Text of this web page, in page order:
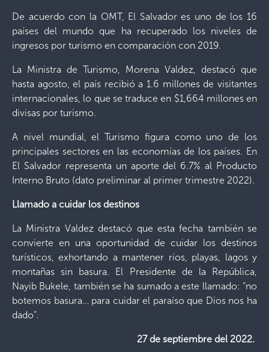
De acuerdo con la OMT, El Salvador es uno de los 16
países del mundo que ha recuperado los niveles de
ingresos por turismo en comparación con 2019.
La Ministra de Turismo, Morena Valdez, destacó que
hasta agosto, el país recibió a 1.6 millones de visitantes
internacionales, lo que se traduce en $1,664 millones en
divisas por turismo.
A nivel mundial, el Turismo figura como uno de los
principales sectores en las economías de los países. En
El Salvador representa un aporte del 6.7% al Producto
Interno Bruto (dato preliminar al primer trimestre 2022).
Llamado a cuidar los destinos
La Ministra Valdez destacó que esta fecha también se
convierte en una oportunidad de cuidar los destinos
turísticos, exhortando a mantener ríos, playas, lagos y
montañas sin basura. El Presidente de la República,
Nayib Bukele, también se ha sumado a este llamado: “no
botemos basura… para cuidar el paraíso que Dios nos ha
dado”.
27 de septiembre del 2022.